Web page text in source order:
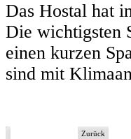
Das Hostal hat
Die wichtigsten
einen kurzen
sind mit
Zurück